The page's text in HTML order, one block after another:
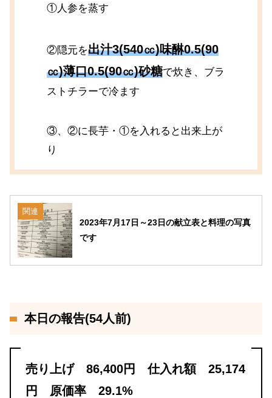
①人参を蒸す
②隠元を出汁3(540㏄)味醂0.5(90
㏄)薄口0.5(90㏄)砂糖で炊き、ブラ
ストチラーで冷ます
③、②に長芋・①を入れると出来上が
り
関連
2023年7月17日～23日の献立表と料理の写真
です
本日の報告(54人前)
売り上げ 86,400円 仕入れ額 25,174
円 原価率 29.1%